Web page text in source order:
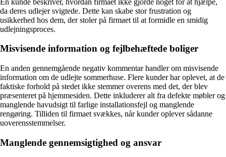
da deres udlejer svigtede. Dette kan skabe stor frustration og
usikkerhed hos dem, der stoler på firmaet til at formidle en smidig
udlejningsproces.
Misvisende information og fejlbehæftede boliger
En anden gennemgående negativ kommentar handler om misvisende
information om de udlejte sommerhuse. Flere kunder har oplevet, at de
faktiske forhold på stedet ikke stemmer overens med det, der blev
præsenteret på hjemmesiden. Dette inkluderer alt fra defekte møbler og
manglende havudsigt til farlige installationsfejl og manglende
rengøring. Tilliden til firmaet svækkes, når kunder oplever sådanne
uoverensstemmelser.
Manglende gennemsigtighed og ansvar